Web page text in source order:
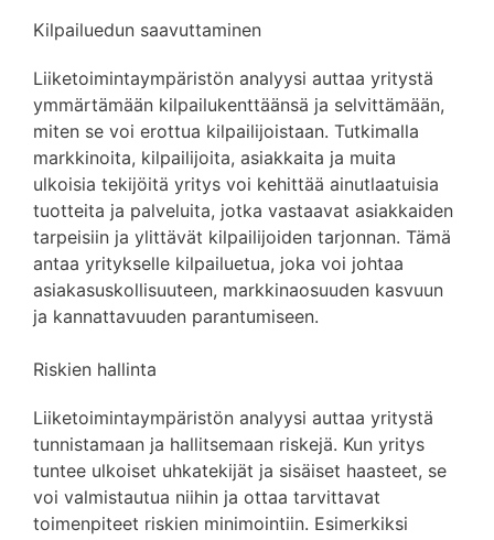
Kilpailuedun saavuttaminen
Liiketoimintaympäristön analyysi auttaa yritystä
ymmärtämään kilpailukenttäänsä ja selvittämään,
miten se voi erottua kilpailijoistaan. Tutkimalla
markkinoita, kilpailijoita, asiakkaita ja muita
ulkoisia tekijöitä yritys voi kehittää ainutlaatuisia
tuotteita ja palveluita, jotka vastaavat asiakkaiden
tarpeisiin ja ylittävät kilpailijoiden tarjonnan. Tämä
antaa yritykselle kilpailuetua, joka voi johtaa
asiakasuskollisuuteen, markkinaosuuden kasvuun
ja kannattavuuden parantumiseen.
Riskien hallinta
Liiketoimintaympäristön analyysi auttaa yritystä
tunnistamaan ja hallitsemaan riskejä. Kun yritys
tuntee ulkoiset uhkatekijät ja sisäiset haasteet, se
voi valmistautua niihin ja ottaa tarvittavat
toimenpiteet riskien minimointiin. Esimerkiksi